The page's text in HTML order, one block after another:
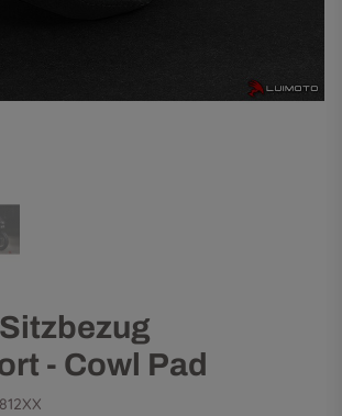
- Cowl Pad